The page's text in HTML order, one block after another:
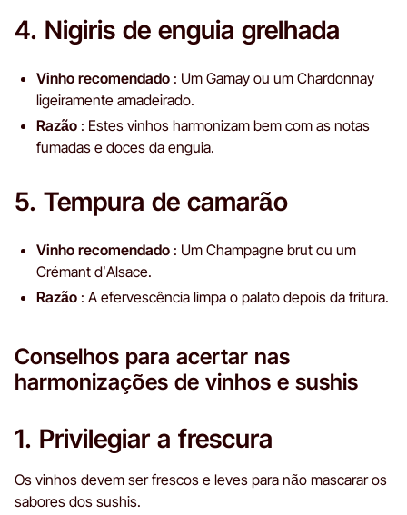
4. Nigiris de enguia grelhada
Vinho recomendado : Um Gamay ou um Chardonnay
ligeiramente amadeirado.
Razão : Estes vinhos harmonizam bem com as notas
fumadas e doces da enguia.
5. Tempura de camarão
Vinho recomendado : Um Champagne brut ou um
Crémant d’Alsace.
Razão : A efervescência limpa o palato depois da fritura.
Conselhos para acertar nas
harmonizações de vinhos e sushis
1. Privilegiar a frescura
Os vinhos devem ser frescos e leves para não mascarar os
sabores dos sushis.